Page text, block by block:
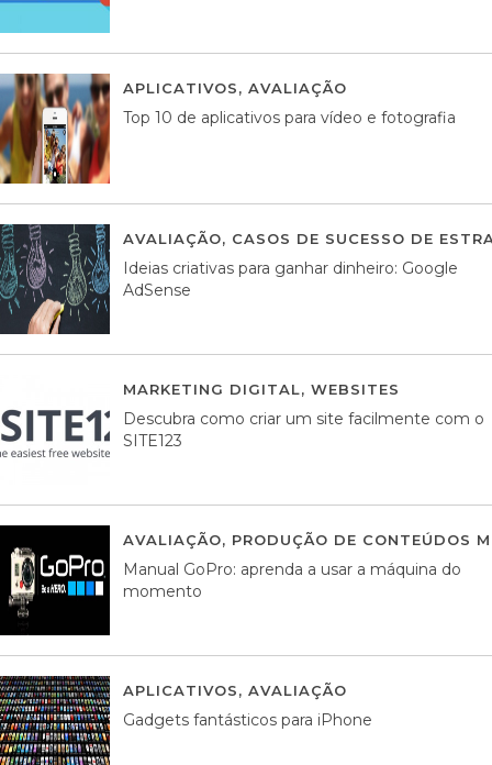
APLICATIVOS, AVALIAÇÃO
Top 10 de aplicativos para vídeo e fotografia
AVALIAÇÃO, CASOS DE SUCESSO DE
Ideias criativas para ganhar dinheiro: Google
AdSense
MARKETING DIGITAL, WEBSITES
Descubra como criar um site facilmente com o
SITE123
AVALIAÇÃO, PRODUÇÃO DE CONTEÚDOS
Manual GoPro: aprenda a usar a máquina do
momento
APLICATIVOS, AVALIAÇÃO
Gadgets fantásticos para iPhone